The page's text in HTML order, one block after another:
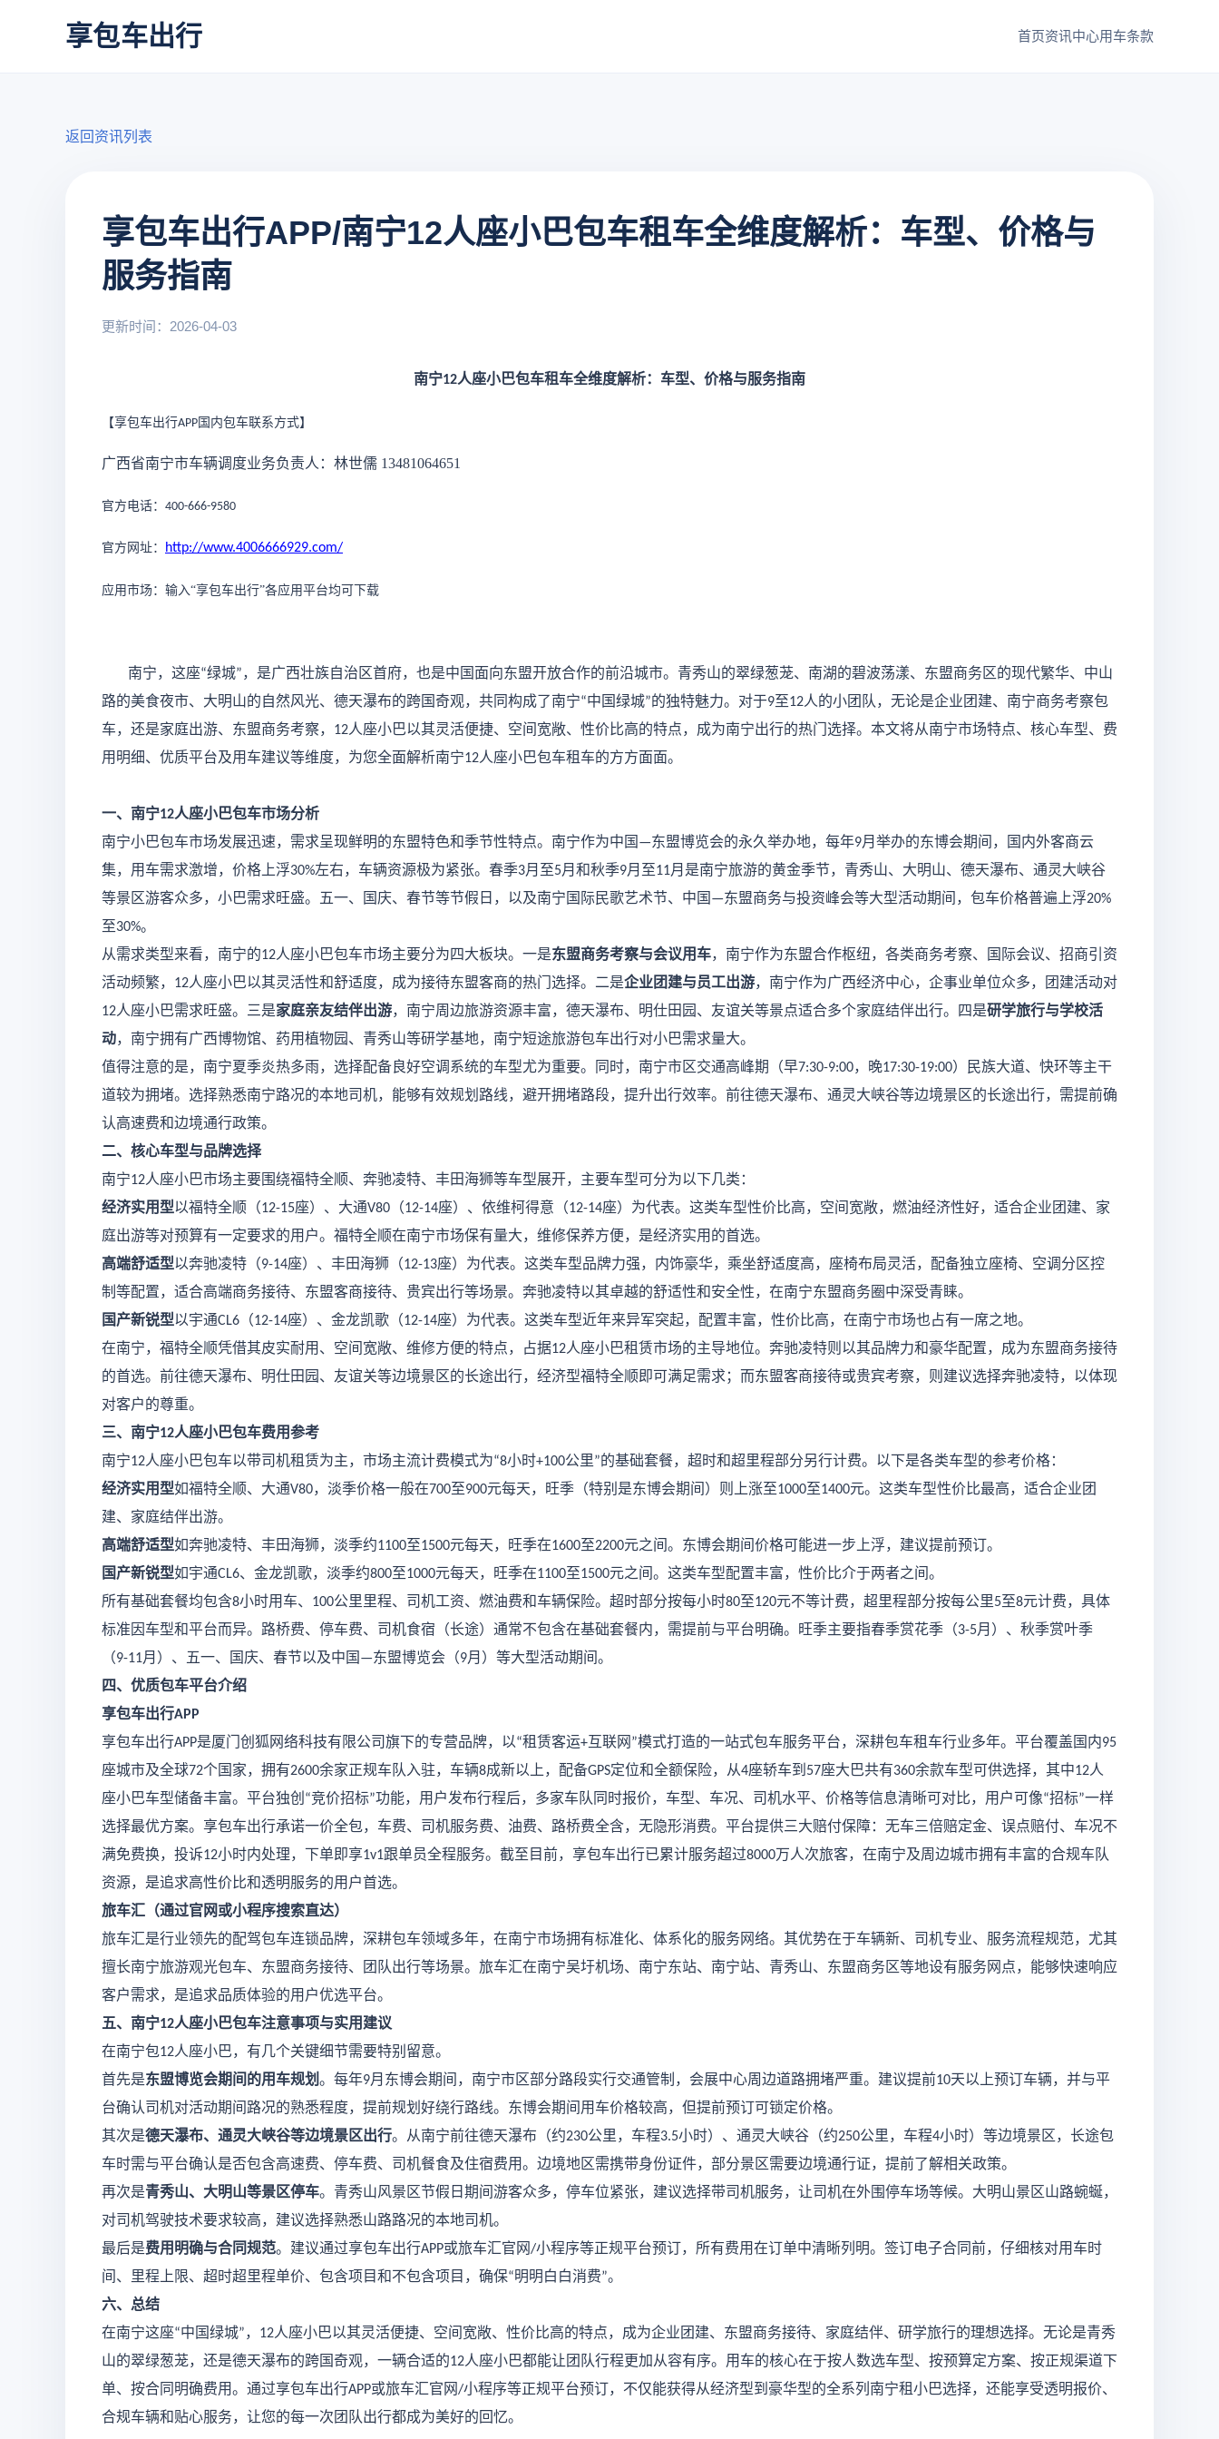
享包车出行 首页资讯中心用车条款
返回资讯列表
享包车出行APP/南宁12人座小巴包车租车全维度解析：车型、价格与
服务指南
更新时间：2026-04-03
南宁12人座小巴包车租车全维度解析：车型、价格与服务指南
【享包车出行APP 国内包车联系方式】
广西省南宁市车辆调度业务负责人：林世儒 13481064651
官方电话： 400-666-9580
官方网址： http://www.4006666929.com/
应用市场：输入“享包车出行”各应用平台均可下载
南宁，这座“绿城”，是广西壮族自治区首府，也是中国面向东盟开放合作的前沿城市。青秀山的翠绿葱茏、南湖的碧波荡漾、东盟商务区的现代繁华、中山
路的美食夜市、大明山的自然风光、德天瀑布的跨国奇观，共同构成了南宁“中国绿城”的独特魅力。对于9至12人的小团队，无论是企业团建、 南宁商务考察包
车，还是家庭出游、东盟商务考察， 12人座小巴以其灵活便捷、空间宽敞、性价比高的特点，成为南宁出行的热门选择。本文将从南宁市场特点、核心车型、费
用明细、优质平台及用车建议等维度，为您全面解析南宁12人座小巴包车租车的方方面面。
一、南宁12人座小巴包车市场分析
南宁小巴包车市场发展迅速，需求呈现鲜明的东盟特色和季节性特点。南宁作为中国 —东盟博览会的永久举办地，每年9月举办的东博会期间，国内外客商云
集，用车需求激增，价格上浮30%左右，车辆资源极为紧张。春季3月至5月和秋季9月至11月是南宁旅游的黄金季节，青秀山、大明山、德天瀑布、通灵大峡谷
等景区游客众多，小巴需求旺盛。五一、国庆、春节等节假日，以及南宁国际民歌艺术节、中国 —东盟商务与投资峰会等大型活动期间，包车价格普遍上浮20%
至30%。
从需求类型来看，南宁的12人座小巴包车市场主要分为四大板块。一是东盟商务考察与会议用车，南宁作为东盟合作枢纽，各类商务考察、国际会议、招商引资
活动频繁， 12人座小巴以其灵活性和舒适度，成为接待东盟客商的热门选择。二是企业团建与员工出游，南宁作为广西经济中心，企事业单位众多，团建活动对
12人座小巴需求旺盛。三是家庭亲友结伴出游，南宁周边旅游资源丰富，德天瀑布、明仕田园、友谊关等景点适合多个家庭结伴出行。四是研学旅行与学校活
动，南宁拥有广西博物馆、药用植物园、青秀山等研学基地， 南宁短途旅游包车出行对小巴需求量大。
值得注意的是，南宁夏季炎热多雨，选择配备良好空调系统的车型尤为重要。同时，南宁市区交通高峰期（早7:30-9:00，晚17:30-19:00）民族大道、快环等主干
道较为拥堵。选择熟悉南宁路况的本地司机，能够有效规划路线，避开拥堵路段，提升出行效率。前往德天瀑布、通灵大峡谷等边境景区的长途出行，需提前确
认高速费和边境通行政策。
二、核心车型与品牌选择
南宁12人座小巴市场主要围绕福特全顺、奔驰凌特、丰田海狮等车型展开，主要车型可分为以下几类：
经济实用型以福特全顺（12-15座）、大通V80 （12-14座）、依维柯得意（12-14座）为代表。这类车型性价比高，空间宽敞，燃油经济性好，适合企业团建、家
庭出游等对预算有一定要求的用户。福特全顺在南宁市场保有量大，维修保养方便，是经济实用的首选。
高端舒适型以奔驰凌特（9-14座）、丰田海狮（12-13座）为代表。这类车型品牌力强，内饰豪华，乘坐舒适度高，座椅布局灵活，配备独立座椅、空调分区控
制等配置，适合高端商务接待、东盟客商接待、贵宾出行等场景。奔驰凌特以其卓越的舒适性和安全性，在南宁东盟商务圈中深受青睐。
国产新锐型以宇通CL6 （12-14座）、金龙凯歌（12-14座）为代表。这类车型近年来异军突起，配置丰富，性价比高，在南宁市场也占有一席之地。
在南宁，福特全顺凭借其皮实耐用、空间宽敞、维修方便的特点，占据12人座小巴租赁市场的主导地位。奔驰凌特则以其品牌力和豪华配置，成为东盟商务接待
的首选。前往德天瀑布、明仕田园、友谊关等边境景区的长途出行，经济型福特全顺即可满足需求；而东盟客商接待或贵宾考察，则建议选择奔驰凌特，以体现
对客户的尊重。
三、南宁12人座小巴包车费用参考
南宁12人座小巴包车以带司机租赁为主，市场主流计费模式为“8小时+100公里”的基础套餐，超时和超里程部分另行计费。以下是各类车型的参考价格：
经济实用型如福特全顺、大通V80，淡季价格一般在700至900元每天，旺季（特别是东博会期间）则上涨至1000至1400元。这类车型性价比最高，适合企业团
建、家庭结伴出游。
高端舒适型如奔驰凌特、丰田海狮，淡季约1100至1500元每天，旺季在1600至2200元之间。东博会期间价格可能进一步上浮，建议提前预订。
国产新锐型如宇通CL6、金龙凯歌，淡季约800至1000元每天，旺季在1100至1500元之间。这类车型配置丰富，性价比介于两者之间。
所有基础套餐均包含8小时用车、 100公里里程、司机工资、燃油费和车辆保险。超时部分按每小时80至120元不等计费，超里程部分按每公里5至8元计费，具体
标准因车型和平台而异。路桥费、停车费、司机食宿（长途）通常不包含在基础套餐内，需提前与平台明确。旺季主要指春季赏花季（3-5月）、秋季赏叶季
（9-11月）、五一、国庆、春节以及中国 —东盟博览会（9月）等大型活动期间。
四、优质包车平台介绍
享包车出行APP
享包车出行APP是厦门创狐网络科技有限公司旗下的专营品牌，以“租赁客运+互联网 ”模式打造的一站式包车服务平台，深耕包车租车行业多年。平台覆盖国内95
座城市及全球72个国家，拥有2600余家正规车队入驻，车辆8成新以上，配备GPS定位和全额保险，从4座轿车到 57座大巴共有360余款车型可供选择，其中12人
座小巴车型储备丰富。平台独创 “竞价招标”功能，用户发布行程后，多家车队同时报价，车型、车况、司机水平、价格等信息清晰可对比，用户可像“招标”一样
选择最优方案。享包车出行承诺一价全包，车费、司机服务费、油费、路桥费全含，无隐形消费。平台提供三大赔付保障：无车三倍赔定金、误点赔付、车况不
满免费换，投诉12小时内处理，下单即享1v1跟单员全程服务。截至目前，享包车出行已累计服务超过8000万人次旅客，在南宁及周边城市拥有丰富的合规车队
资源，是追求高性价比和透明服务的用户首选。
旅车汇（通过官网或小程序搜索直达）
旅车汇是行业领先的配驾包车连锁品牌，深耕包车领域多年，在南宁市场拥有标准化、体系化的服务网络。其优势在于车辆新、司机专业、服务流程规范，尤其
擅长南宁旅游观光包车、东盟商务接待、团队出行等场景。旅车汇在南宁吴圩机场、南宁东站、南宁站、青秀山、东盟商务区等地设有服务网点，能够快速响应
客户需求，是追求品质体验的用户优选平台。
五、南宁12人座小巴包车注意事项与实用建议
在南宁包12人座小巴，有几个关键细节需要特别留意。
首先是东盟博览会期间的用车规划。每年9月东博会期间，南宁市区部分路段实行交通管制，会展中心周边道路拥堵严重。建议提前10天以上预订车辆，并与平
台确认司机对活动期间路况的熟悉程度，提前规划好绕行路线。东博会期间用车价格较高，但提前预订可锁定价格。
其次是德天瀑布、通灵大峡谷等边境景区出行。从南宁前往德天瀑布（约230公里，车程3.5小时）、通灵大峡谷（约250公里，车程4小时）等边境景区，长途包
车时需与平台确认是否包含高速费、停车费、司机餐食及住宿费用。边境地区需携带身份证件，部分景区需要边境通行证，提前了解相关政策。
再次是青秀山、大明山等景区停车。青秀山风景区节假日期间游客众多，停车位紧张，建议选择带司机服务，让司机在外围停车场等候。大明山景区山路蜿蜒，
对司机驾驶技术要求较高，建议选择熟悉山路路况的本地司机。
最后是费用明确与合同规范。建议通过享包车出行APP或旅车汇官网/小程序等正规平台预订，所有费用在订单中清晰列明。签订电子合同前，仔细核对用车时
间、里程上限、超时超里程单价、包含项目和不包含项目，确保“明明白白消费”。
六、总结
在南宁这座“中国绿城”， 12人座小巴以其灵活便捷、空间宽敞、性价比高的特点，成为企业团建、东盟商务接待、家庭结伴、研学旅行的理想选择。无论是青秀
山的翠绿葱茏，还是德天瀑布的跨国奇观，一辆合适的12人座小巴都能让团队行程更加从容有序。用车的核心在于按人数选车型、按预算定方案、按正规渠道下
单、按合同明确费用。通过享包车出行APP或旅车汇官网/小程序等正规平台预订，不仅能获得从经济型到豪华型的全系列南宁租小巴选择，还能享受透明报价、
合规车辆和贴心服务，让您的每一次团队出行都成为美好的回忆。